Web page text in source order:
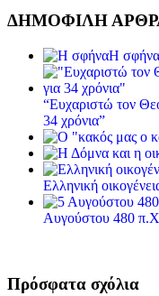
ΔΗΜΟΦΙΛΗ
Η σφήνα
“Ευχαριστώ τον
34 χρόνια”
Ελληνική
Αυγούστου 480
Πρόσφατα σχόλια